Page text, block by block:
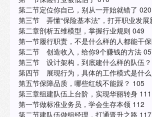
第二节定位你自己，别从一开始就错了 020
第三节 弄懂“保险基本法”，打开职业发展
第二章剖析五维模型，掌握行业规则 049
第一节履行职责，不是什么样的人都能干
第二节 创造收入，给你9个赚钱的方法
第三节 设计架构，到底建什么样的队伍
第四节 展现行为，具体的工作模式是什
第五节保障品质，哪些红线不能踩？ 105
第三章组建队伍上台阶，实现华丽转身 111
第一节做标准业务员，学会生存本领 112
第二节建队伍做组经理，打通晋升之路 117